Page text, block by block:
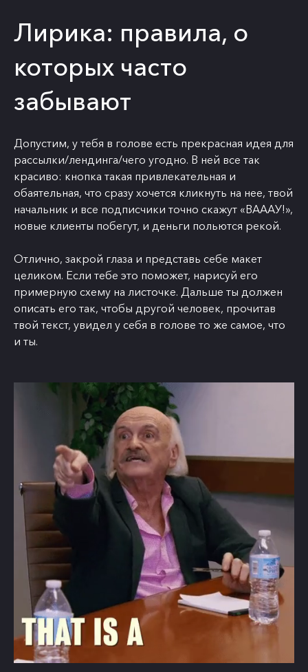
Лирика: правила, о
которых часто
забывают
Допустим, у тебя в голове есть прекрасная идея для
рассылки/лендинга/чего угодно. В ней все так
красиво: кнопка такая привлекательная и
обаятельная, что сразу хочется кликнуть на нее, твой
начальник и все подписчики точно скажут «ВАААУ!»,
новые клиенты побегут, и деньги польются рекой.
Отлично, закрой глаза и представь себе макет
целиком. Если тебе это поможет, нарисуй его
примерную схему на листочке. Дальше ты должен
описать его так, чтобы другой человек, прочитав
твой текст, увидел у себя в голове то же самое, что
и ты.